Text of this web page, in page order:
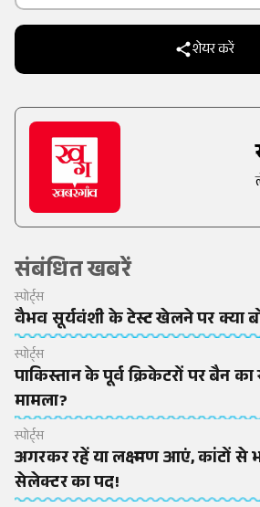
शेयर करें
संबंधित खबरें
स्पोर्ट्स
वैभव सूर्यवंशी के टेस्ट खेलने पर क्या
स्पोर्ट्स
पाकिस्तान के पूर्व क्रिकेटरों पर बैन
मामला?
स्पोर्ट्स
अगरकर रहें या लक्ष्मण आएं, कांटों से
सेलेक्टर का पद!